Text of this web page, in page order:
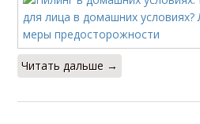
Читать дальше →